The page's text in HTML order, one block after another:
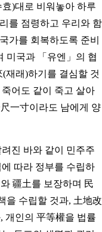
)대로 비워놓아 하루
를 점령하고 우리와 함
가를 회복하도록 준비
미국과 「유엔」의 협
재래)하기를 결심할 것
어도 같이 죽고 살아
一寸이라도 남에게 양
진 바와 같이 민주주
따라 정부를 수립하
疆土를 보장하며 民
을 수립할 것과, 土地改
개인의 平等權을 법률